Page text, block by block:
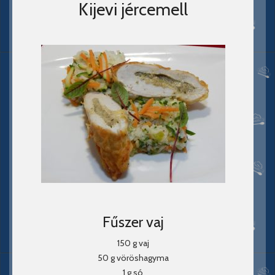
Kijevi jércemell
Fűszer vaj
150 g vaj
50 g vöröshagyma
1 g só